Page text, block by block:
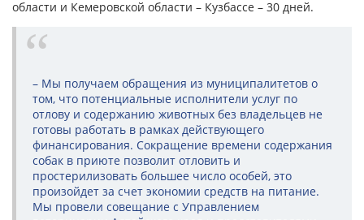
области и Кемеровской области – Кузбассе – 30 дней.
– Мы получаем обращения из муниципалитетов о
том, что потенциальные исполнители услуг по
отлову и содержанию животных без владельцев не
готовы работать в рамках действующего
финансирования. Сокращение времени содержания
собак в приюте позволит отловить и
простерилизовать большее число особей, это
произойдет за счет экономии средств на питание.
Мы провели совещание с Управлением